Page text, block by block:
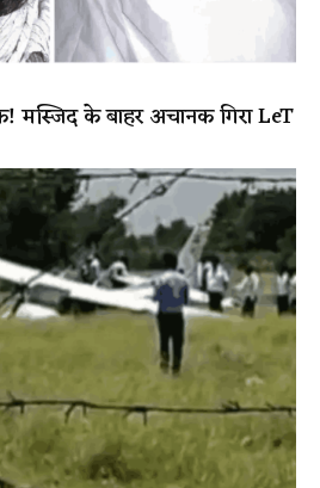
मस्जिद के बाहर अचानक गिरा LeT